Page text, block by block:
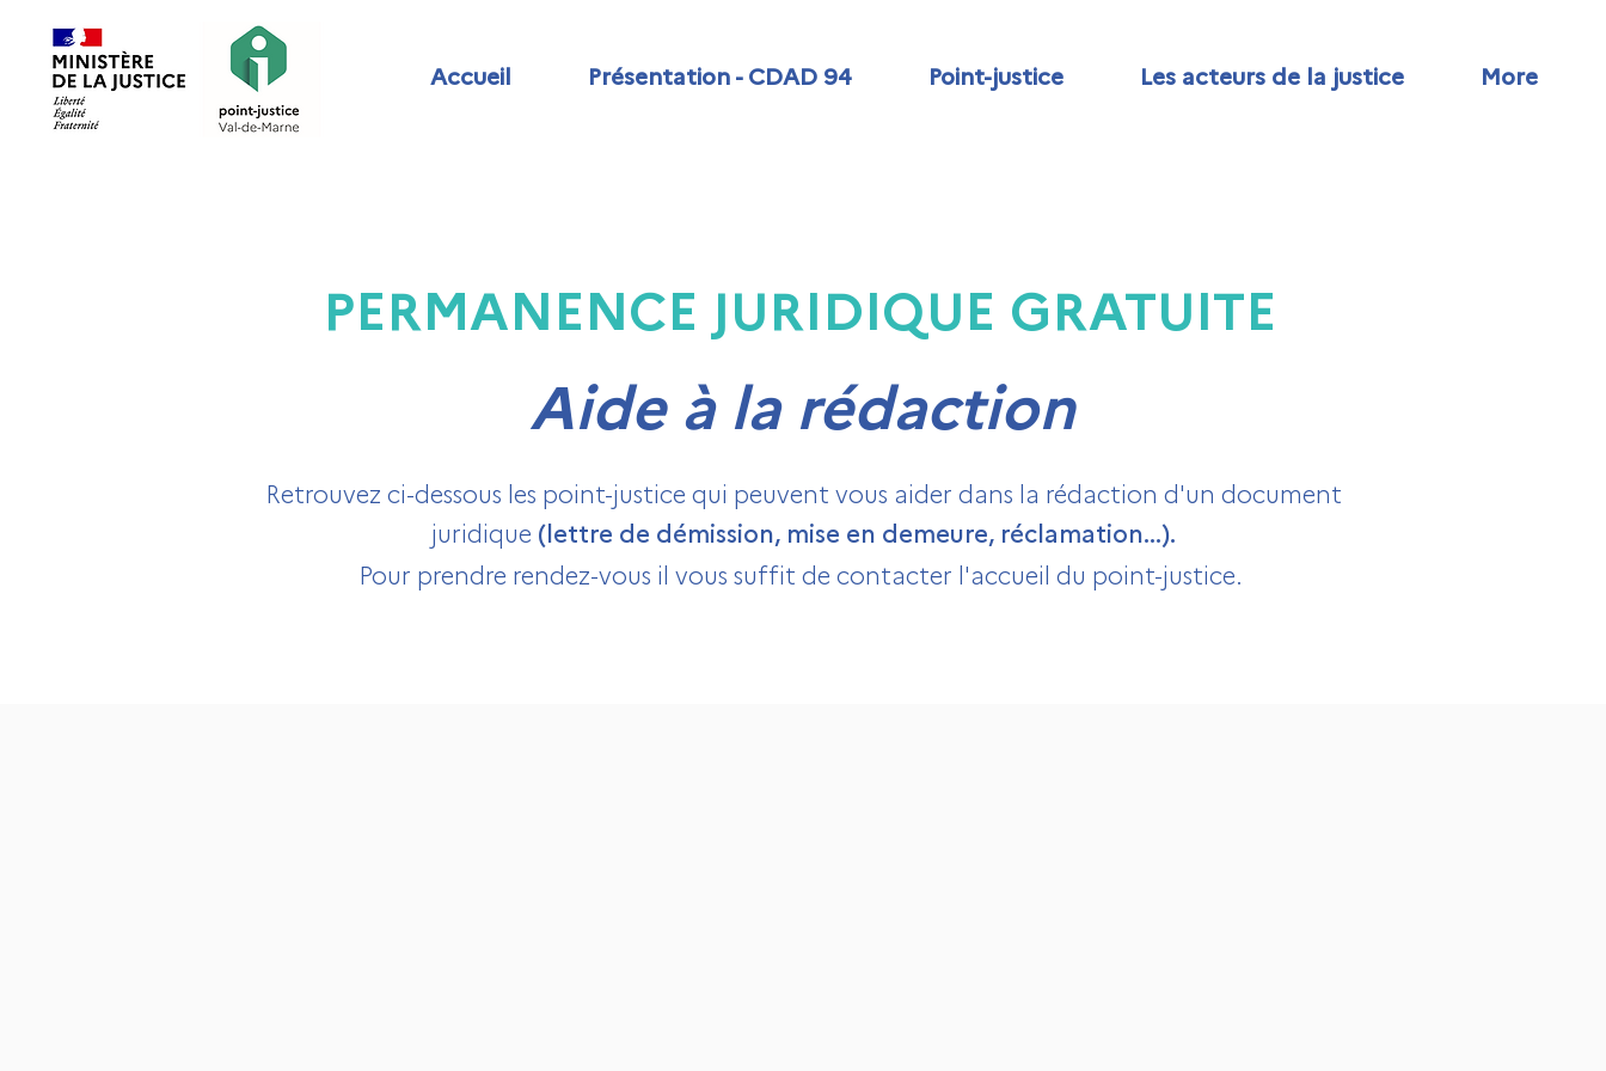
Accueil Présentation - CDAD 94 Point-justice Les acteurs de la justice More
PERMANENCE JURIDIQUE GRATUITE
Aide à la rédaction
Retrouvez ci-dessous les point-justice qui peuvent vous aider dans la rédaction d'un document
juridique (lettre de démission, mise en demeure, réclamation...).
Pour prendre rendez-vous il vous suffit de contacter l'accueil du point-justice.